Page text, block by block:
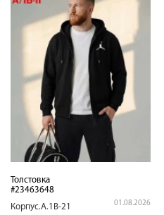
Толстовка
#23463648
Корпус.А.1В-21
01.08.2026